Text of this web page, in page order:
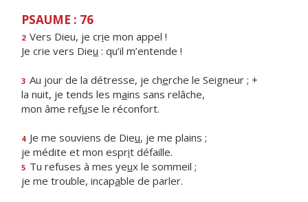
PSAUME : 76
2 Vers Dieu, je crie mon appel !
Je crie vers Dieu : qu’il m’entende !
3 Au jour de la détresse, je cherche le Seigneur ; +
la nuit, je tends les mains sans relâche,
mon âme refuse le réconfort.
4 Je me souviens de Dieu, je me plains ;
je médite et mon esprit défaille.
5 Tu refuses à mes yeux le sommeil ;
je me trouble, incapable de parler.